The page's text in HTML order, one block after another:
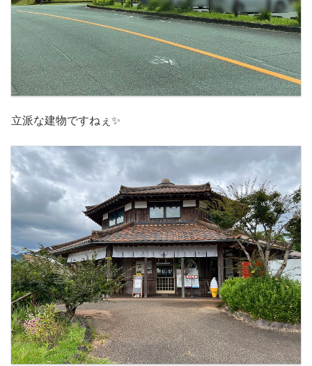
立派な建物ですねぇ✨